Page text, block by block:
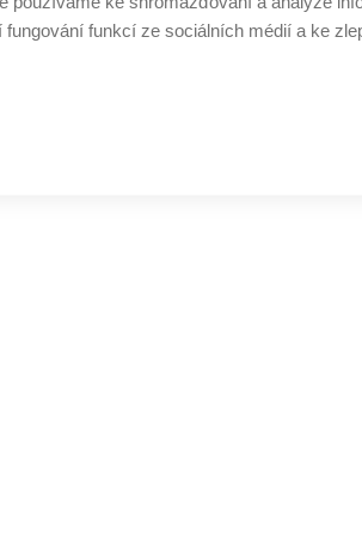
fungování funkcí ze sociálních médií a ke